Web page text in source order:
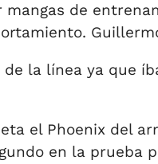
de
la línea ya que
el Phoenix del
en la prueba